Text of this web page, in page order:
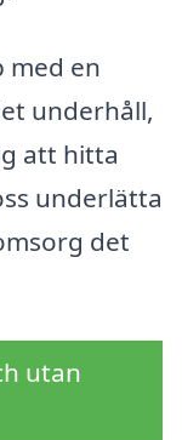
med en
underhåll,
att hitta
underlätta
det
utan